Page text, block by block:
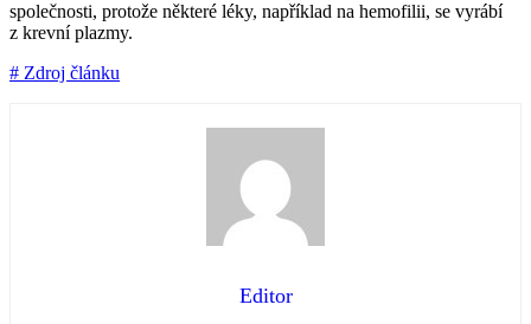
společnosti, protože některé léky, například na hemofilii, se vyrábí
z krevní plazmy.
# Zdroj článku
Editor